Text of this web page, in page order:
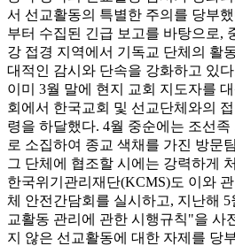
서 선교활동의 특별한 주의를 당부
부터 수집된 긴급 보고를 바탕으로,
강 접경 지역에서 기독교 단체의 활
대적인 감시와 단속을 강화하고 있
이미 3월 말에 현지 교회 지도자를
회에서 한국교회 및 선교단체와의
령을 하달했다. 4월 중순에는 조선족
로 소집하여 종교 색채를 가진 방문
그 단체에 협조할 시에는 강력하게
한국위기관리재단(KCMS)도 이와
체 안전간담회를 실시하고, 지난해
교활동 관리에 관한 시행규칙"을 사
지 않은 선교활동에 대한 자제를 당